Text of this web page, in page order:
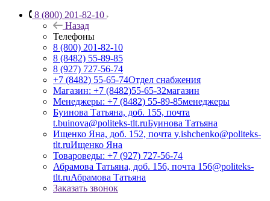
8 (800) 201-82-10
Назад
Телефоны
8 (800) 201-82-10
8 (8482) 55-89-85
8 (927) 727-56-74
+7 (8482) 55-65-74Отдел снабжения
Магазин: +7 (8482)55-65-32магазин
Менеджеры: +7 (8482) 55-89-85менеджеры
Буинова Татьяна, доб. 155, почта
t.buinova@politeks-tlt.ruБуинова Татьяна
Ищенко Яна, доб. 152, почта y.ishchenko@politeks-
tlt.ruИщенко Яна
Товароведы: +7 (927) 727-56-74
Абрамова Татьяна, доб. 156, почта 156@politeks-
tlt.ruАбрамова Татьяна
Заказать звонок